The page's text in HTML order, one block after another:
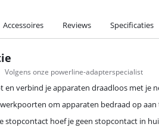
Accessoires Reviews Specificaties
Volgens onze powerline-adapterspecialist
en verbind je apparaten draadloos met je
om apparaten bedraad op aan
stopcontact hoef je geen stopcontact in